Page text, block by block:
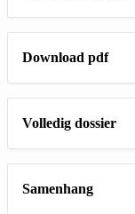
Download pdf
Volledig dossier
Samenhang